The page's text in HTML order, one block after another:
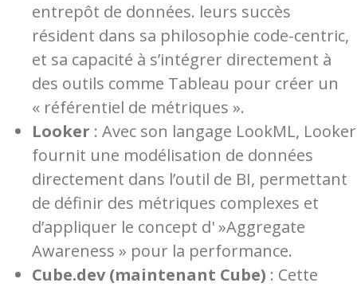
entrepôt de données. leurs succès
résident dans sa philosophie code-centric,
et sa capacité à s’intégrer directement à
des outils comme Tableau pour créer un
« référentiel de métriques ».
Looker : Avec son langage LookML, Looker
fournit une modélisation de données
directement dans l’outil de BI, permettant
de définir des métriques complexes et
d’appliquer le concept d' »Aggregate
Awareness » pour la performance.
Cube.dev (maintenant Cube) : Cette